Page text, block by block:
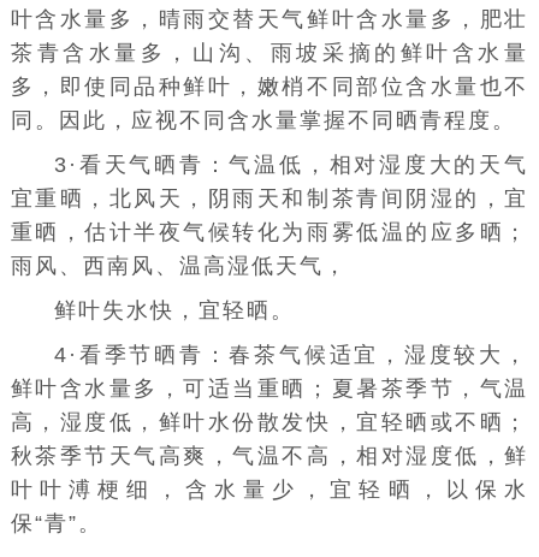
叶含水量多，晴雨交替天气鲜叶含水量多，肥壮
茶青含水量多，山沟、雨坡采摘的鲜叶含水量
多，即使同品种鲜叶，嫩梢不同部位含水量也不
同。因此，应视不同含水量掌握不同晒青程度。
3·看天气晒青：气温低，相对湿度大的天气
宜重晒，北风天，阴雨天和制茶青间阴湿的，宜
重晒，估计半夜气候转化为雨雾低温的应多晒；
雨风、西南风、温高湿低天气，
鲜叶失水快，宜轻晒。
4·看季节晒青：春茶气候适宜，湿度较大，
鲜叶含水量多，可适当重晒；夏暑茶季节，气温
高，湿度低，鲜叶水份散发快，宜轻晒或不晒；
秋茶季节天气高爽，气温不高，相对湿度低，鲜
叶叶溥梗细，含水量少，宜轻晒，以保水
保“青”。